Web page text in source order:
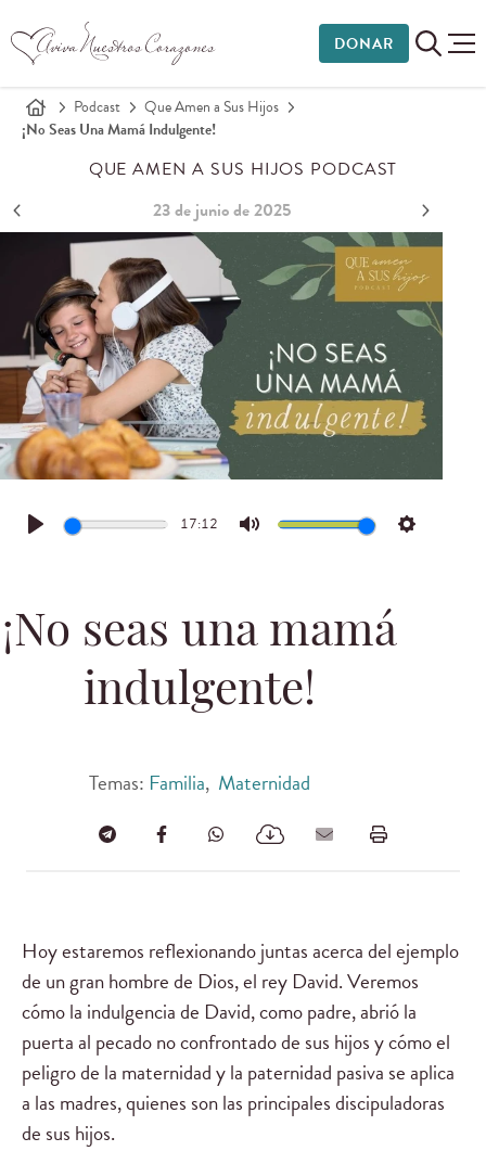
DONAR
Podcast
Que Amen a Sus Hijos
¡No Seas Una Mamá Indulgente!
QUE AMEN A SUS HIJOS PODCAST
23 de junio de 2025
Play
17:12
Mute Settings
¡No seas una mamá
indulgente!
Temas: Familia, Maternidad
Hoy estaremos reflexionando juntas acerca del ejemplo
de un gran hombre de Dios, el rey David. Veremos
cómo la indulgencia de David, como padre, abrió la
puerta al pecado no confrontado de sus hijos y cómo el
peligro de la maternidad y la paternidad pasiva se aplica
a las madres, quienes son las principales discipuladoras
de sus hijos.